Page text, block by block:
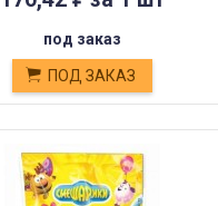
под заказ
ПОД ЗАКАЗ